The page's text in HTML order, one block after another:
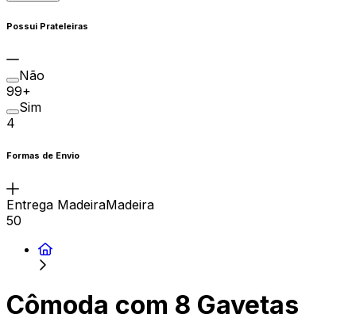
Possui Prateleiras
Não
99+
Sim
4
Formas de Envio
Entrega MadeiraMadeira
50
Cômoda com 8 Gavetas